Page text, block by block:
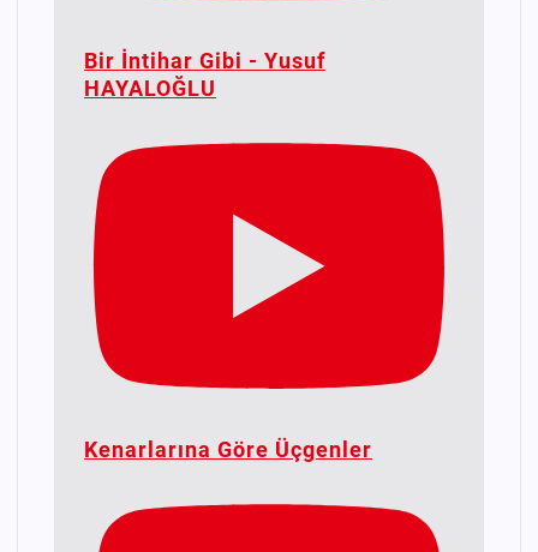
Bir İntihar Gibi - Yusuf
HAYALOĞLU
Kenarlarına Göre Üçgenler